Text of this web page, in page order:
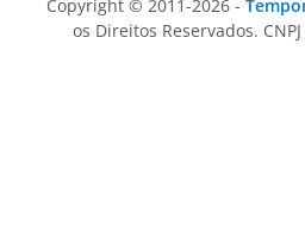
Copyright © 2011-2026 -
os Direitos Reservados.